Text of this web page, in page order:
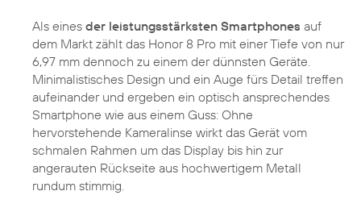
Als eines der leistungsstärksten Smartphones auf
dem Markt zählt das Honor 8 Pro mit einer Tiefe von nur
6,97 mm dennoch zu einem der dünnsten Geräte.
Minimalistisches Design und ein Auge fürs Detail treffen
aufeinander und ergeben ein optisch ansprechendes
Smartphone wie aus einem Guss: Ohne
hervorstehende Kameralinse wirkt das Gerät vom
schmalen Rahmen um das Display bis hin zur
angerauten Rückseite aus hochwertigem Metall
rundum stimmig.